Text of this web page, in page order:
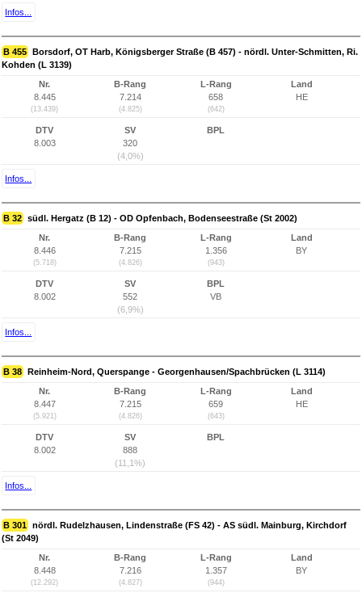
Infos...
B 455 Borsdorf, OT Harb, Königsberger Straße (B 457) - nördl. Unter-Schmitten, Ri.
Kohden (L 3139)
Nr.
8.445
(13.439)
B-Rang
7.214
(4.825)
L-Rang
658
(642)
Land
HE
DTV
8.003
SV
320
(4,0%)
BPL
Infos...
B 32 südl. Hergatz (B 12) - OD Opfenbach, Bodenseestraße (St 2002)
Nr.
8.446
(5.718)
B-Rang
7.215
(4.826)
L-Rang
1.356
(943)
Land
BY
DTV
8.002
SV
552
(6,9%)
BPL
VB
Infos...
B 38 Reinheim-Nord, Querspange - Georgenhausen/Spachbrücken (L 3114)
Nr.
8.447
(5.921)
B-Rang
7.215
(4.826)
L-Rang
659
(643)
Land
HE
DTV
8.002
SV
888
(11,1%)
BPL
Infos...
B 301 nördl. Rudelzhausen, Lindenstraße (FS 42) - AS südl. Mainburg, Kirchdorf
(St 2049)
Nr.
8.448
(12.292)
B-Rang
7.216
(4.827)
L-Rang
1.357
(944)
Land
BY